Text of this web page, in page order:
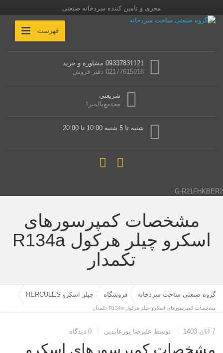
مجری و تامین کننده سردخانه صنعتی
فهرست
09337831121 مشاوره و خرید
02177615918 دفتر فروش
شریعتی
مجتمع‌پالمیرا
شنبه تا 5 شنبه 10:00 تا 20:00
G-R21FHKBER2
مشخصات کمپرسورهای
اسکرو چیلر هرکول R134a
تکمدار
گروه صنعتی ساخت سردخانه فروشگاه چیلر اسکرو HERCULES
مشخصات کمپرسورهای اسکرو چیلر هرکول R134a تکمدار
7 آبان 1403 توسط علیرضا پورعابدین 0 دیدگاه
مشخصات کمپرسورهای اسکرو